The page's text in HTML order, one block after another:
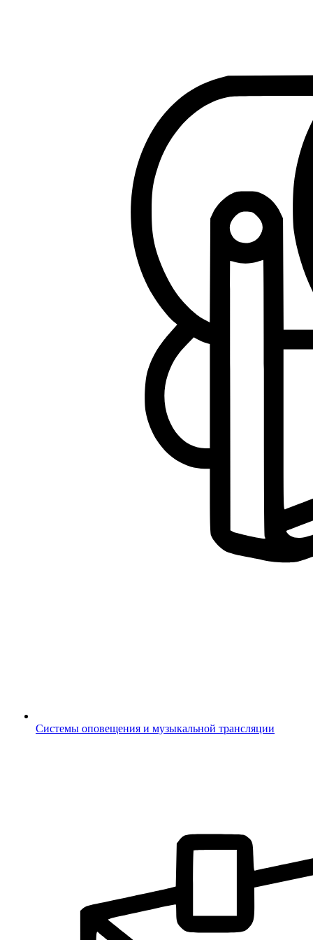
Системы оповещения и музыкальной трансляции